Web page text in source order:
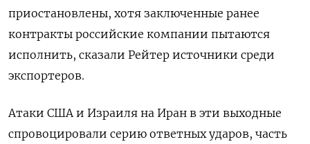
приостановлены, хотя заключенные ранее
контракты российские компании пытаются
исполнить, сказали Рейтер источники среди
экспортеров.
Атаки США и Израиля на Иран в эти выходные
спровоцировали серию ответных ударов, часть